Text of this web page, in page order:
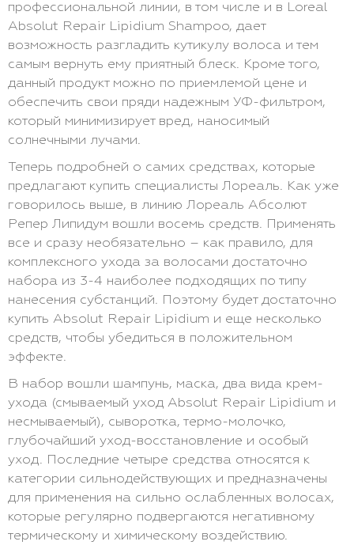
профессиональной линии, в том числе и в Loreal
Absolut Repair Lipidium Shampoo, дает
возможность разгладить кутикулу волоса и тем
самым вернуть ему приятный блеск. Кроме того,
данный продукт можно по приемлемой цене и
обеспечить свои пряди надежным УФ-фильтром,
который минимизирует вред, наносимый
солнечными лучами.
Теперь подробней о самих средствах, которые
предлагают купить специалисты Лореаль. Как уже
говорилось выше, в линию Лореаль Абсолют
Репер Липидум вошли восемь средств. Применять
все и сразу необязательно – как правило, для
комплексного ухода за волосами достаточно
набора из 3-4 наиболее подходящих по типу
нанесения субстанций. Поэтому будет достаточно
купить Absolut Repair Lipidium и еще несколько
средств, чтобы убедиться в положительном
эффекте.
В набор вошли шампунь, маска, два вида крем-
ухода (смываемый уход Absolut Repair Lipidium и
несмываемый), сыворотка, термо-молочко,
глубочайший уход-восстановление и особый
уход. Последние четыре средства относятся к
категории сильнодействующих и предназначены
для применения на сильно ослабленных волосах,
которые регулярно подвергаются негативному
термическому и химическому воздействию.